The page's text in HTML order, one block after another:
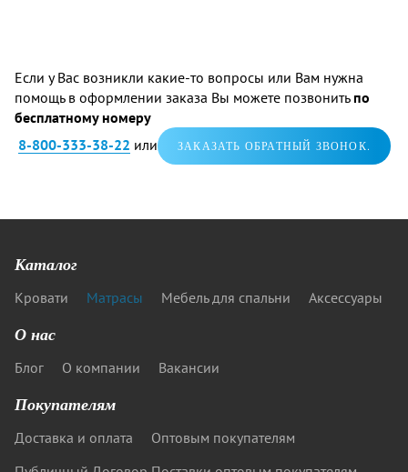
Если у Вас возникли какие-то вопросы или Вам нужна
помощь в оформлении заказа Вы можете позвонитьпо
бесплатному номеру
8-800-333-38-22 или ЗАКАЗАТЬ ОБРАТНЫЙ ЗВОНОК.
Каталог
Кровати Матрасы Мебель для спальни Аксессуары
О нас
Блог О компании Вакансии
Покупателям
Доставка и оплата
Оптовым покупателям